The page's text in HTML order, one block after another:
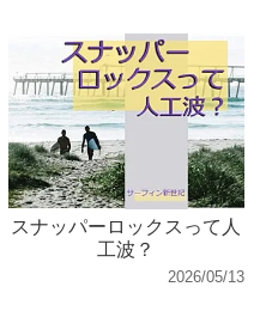
スナッパーロックスって人
工波？
2026/05/13